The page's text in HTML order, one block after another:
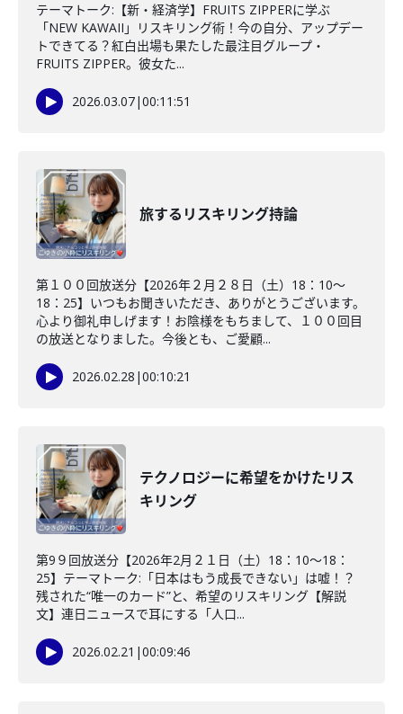
テーマトーク:【新・経済学】FRUITS ZIPPERに学ぶ
「NEW KAWAII」リスキリング術！今の自分、アップデー
トできてる？紅白出場も果たした最注目グループ・
FRUITS ZIPPER。彼女た...
2026.03.07|00:11:51
旅するリスキリング持論
第１００回放送分【2026年２月２８日（土）18：10～
18：25】いつもお聞きいただき、ありがとうございます。
心より御礼申しげます！お陰様をもちまして、１００回目
の放送となりました。今後とも、ご愛顧...
2026.02.28 |00:10:21
テクノロジーに希望をかけたリス
キリング
第9９回放送分【2026年2月２１日（土）18：10～18：
25】テーマトーク:「日本はもう成長できない」は嘘！？
残された“唯一のカード”と、希望のリスキリング【解説
文】連日ニュースで耳にする「人口...
2026.02.21 |00:09:46